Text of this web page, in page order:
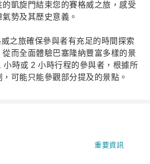
凱旋門結束您的賽格威之旅，感受
勢及其歷史意義。
之旅確保參與者有充足的時間探索
而全面體驗巴塞隆納豐富多樣的景
小時或 2 小時行程的參與者，根據所
可能只能參觀部分提及的景點。
重要資訊